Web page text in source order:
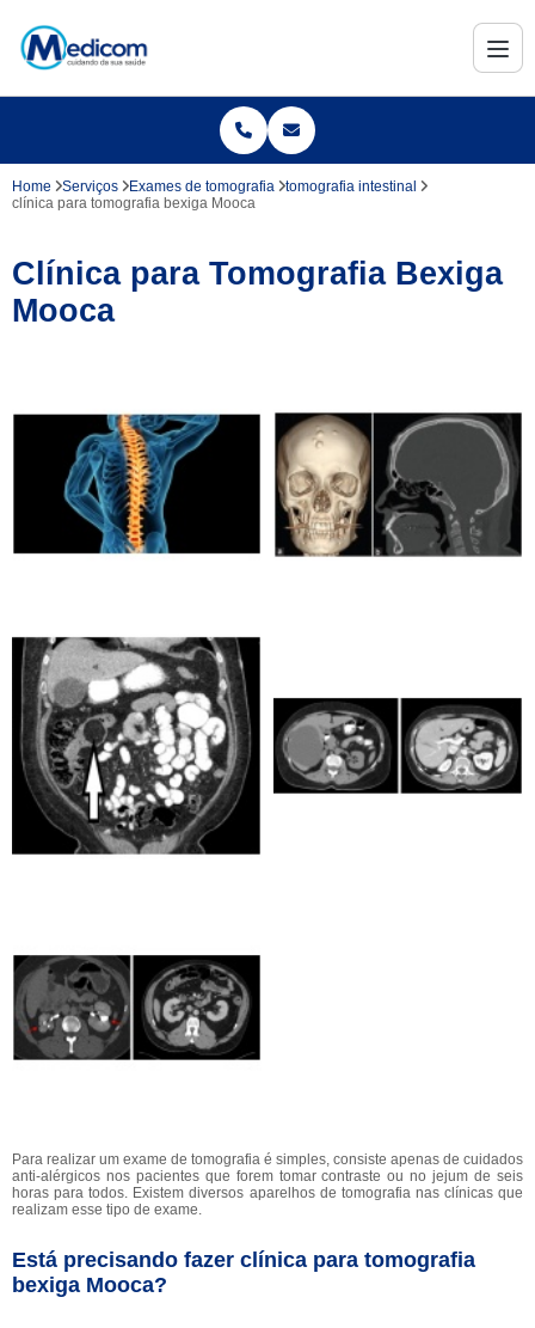
Home Serviços Exames de tomografia
tomografia intestinal
clínica para tomografia bexiga Mooca
Clínica para Tomografia Bexiga
Mooca
Para realizar um exame de tomografia é simples, consiste apenas de cuidados
anti-alérgicos nos pacientes que forem tomar contraste ou no jejum de seis
horas para todos. Existem diversos aparelhos de tomografia nas clínicas que
realizam esse tipo de exame.
Está precisando fazer clínica para tomografia
bexiga Mooca?